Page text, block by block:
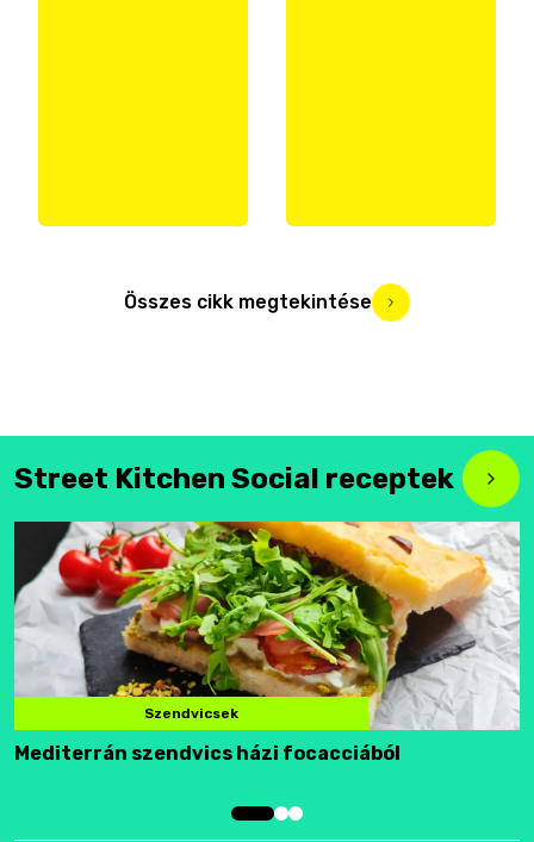
Összes cikk megtekintése
Street Kitchen Social receptek
Szendvicsek
Mediterrán szendvics házi focacciából